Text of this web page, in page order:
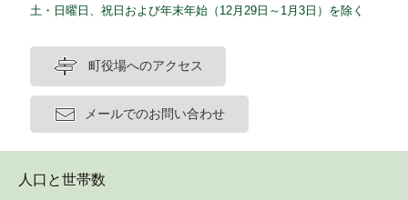
土・日曜日、祝日および年末年始（12月29日～1月3日）を除く
町役場へのアクセス
メールでのお問い合わせ
人口と世帯数